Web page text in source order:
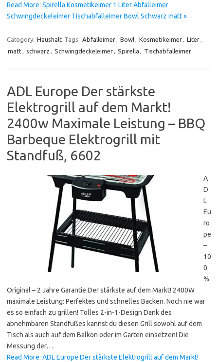
Read More: Spirella Kosmetikeimer 1 Liter Abfalleimer
Schwingdeckeleimer Tischabfalleimer Bowl Schwarz matt »
Category: Haushalt Tags: Abfalleimer, Bowl, Kosmetikeimer, Liter,
matt, schwarz , Schwingdeckeleimer, Spirella , Tischabfalleimer
ADL Europe Der stärkste
Elektrogrill auf dem Markt!
2400w Maximale Leistung – BBQ
Barbeque Elektrogrill mit
Standfuß, 6602
A
D
L
Eu
ro
pe
–
10
0
%
Original – 2 Jahre Garantie Der stärkste auf dem Markt! 2400W
maximale Leistung: Perfektes und schnelles Backen. Noch nie war
es so einfach zu grillen! Tolles 2-in-1-Design Dank des
abnehmbaren Standfußes kannst du diesen Grill sowohl auf dem
Tisch als auch auf dem Balkon oder im Garten einsetzen! Die
Messung der…
Read More: ADL Europe Der stärkste Elektrogrill auf dem Markt!